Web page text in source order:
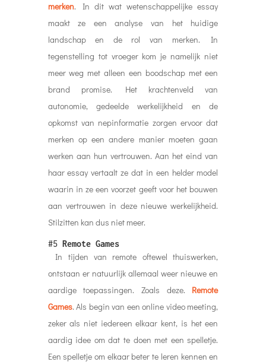
merken. In dit wat wetenschappelijke essay
maakt ze een analyse van het huidige
landschap en de rol van merken. In
tegenstelling tot vroeger kom je namelijk niet
meer weg met alleen een boodschap met een
brand promise. Het krachtenveld van
autonomie, gedeelde werkelijkheid en de
opkomst van nepinformatie zorgen ervoor dat
merken op een andere manier moeten gaan
werken aan hun vertrouwen. Aan het eind van
haar essay vertaalt ze dat in een helder model
waarin in ze een voorzet geeft voor het bouwen
aan vertrouwen in deze nieuwe werkelijkheid.
Stilzitten kan dus niet meer.
#5 Remote Games
In tijden van remote oftewel thuiswerken,
ontstaan er natuurlijk allemaal weer nieuwe en
aardige toepassingen. Zoals deze. Remote
Games. Als begin van een online video meeting,
zeker als niet iedereen elkaar kent, is het een
aardig idee om dat te doen met een spelletje.
Een spelletje om elkaar beter te leren kennen en